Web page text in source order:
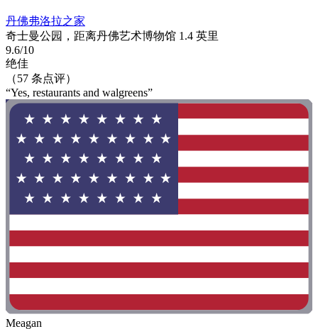
丹佛弗洛拉之家
奇士曼公园，距离丹佛艺术博物馆 1.4 英里
9.6/10
绝佳
（57 条点评）
“Yes, restaurants and walgreens”
Meagan